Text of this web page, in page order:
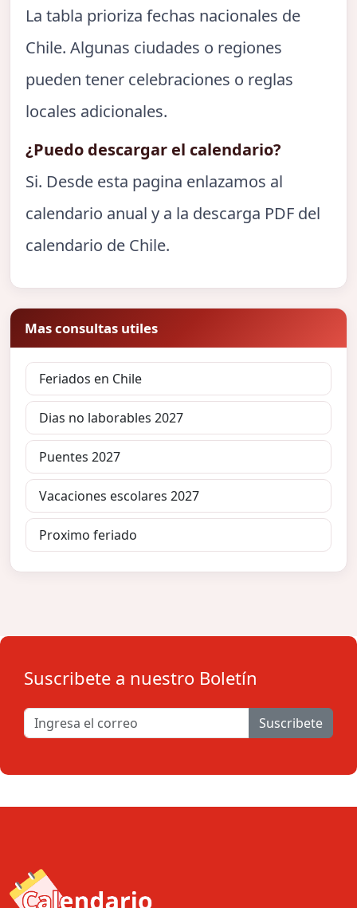
La tabla prioriza fechas nacionales de
Chile. Algunas ciudades o regiones
pueden tener celebraciones o reglas
locales adicionales.
¿Puedo descargar el calendario?
Si. Desde esta pagina enlazamos al
calendario anual y a la descarga PDF del
calendario de Chile.
Mas consultas utiles
Feriados en Chile
Dias no laborables 2027
Puentes 2027
Vacaciones escolares 2027
Proximo feriado
Suscribete a nuestro Boletín
Suscribete